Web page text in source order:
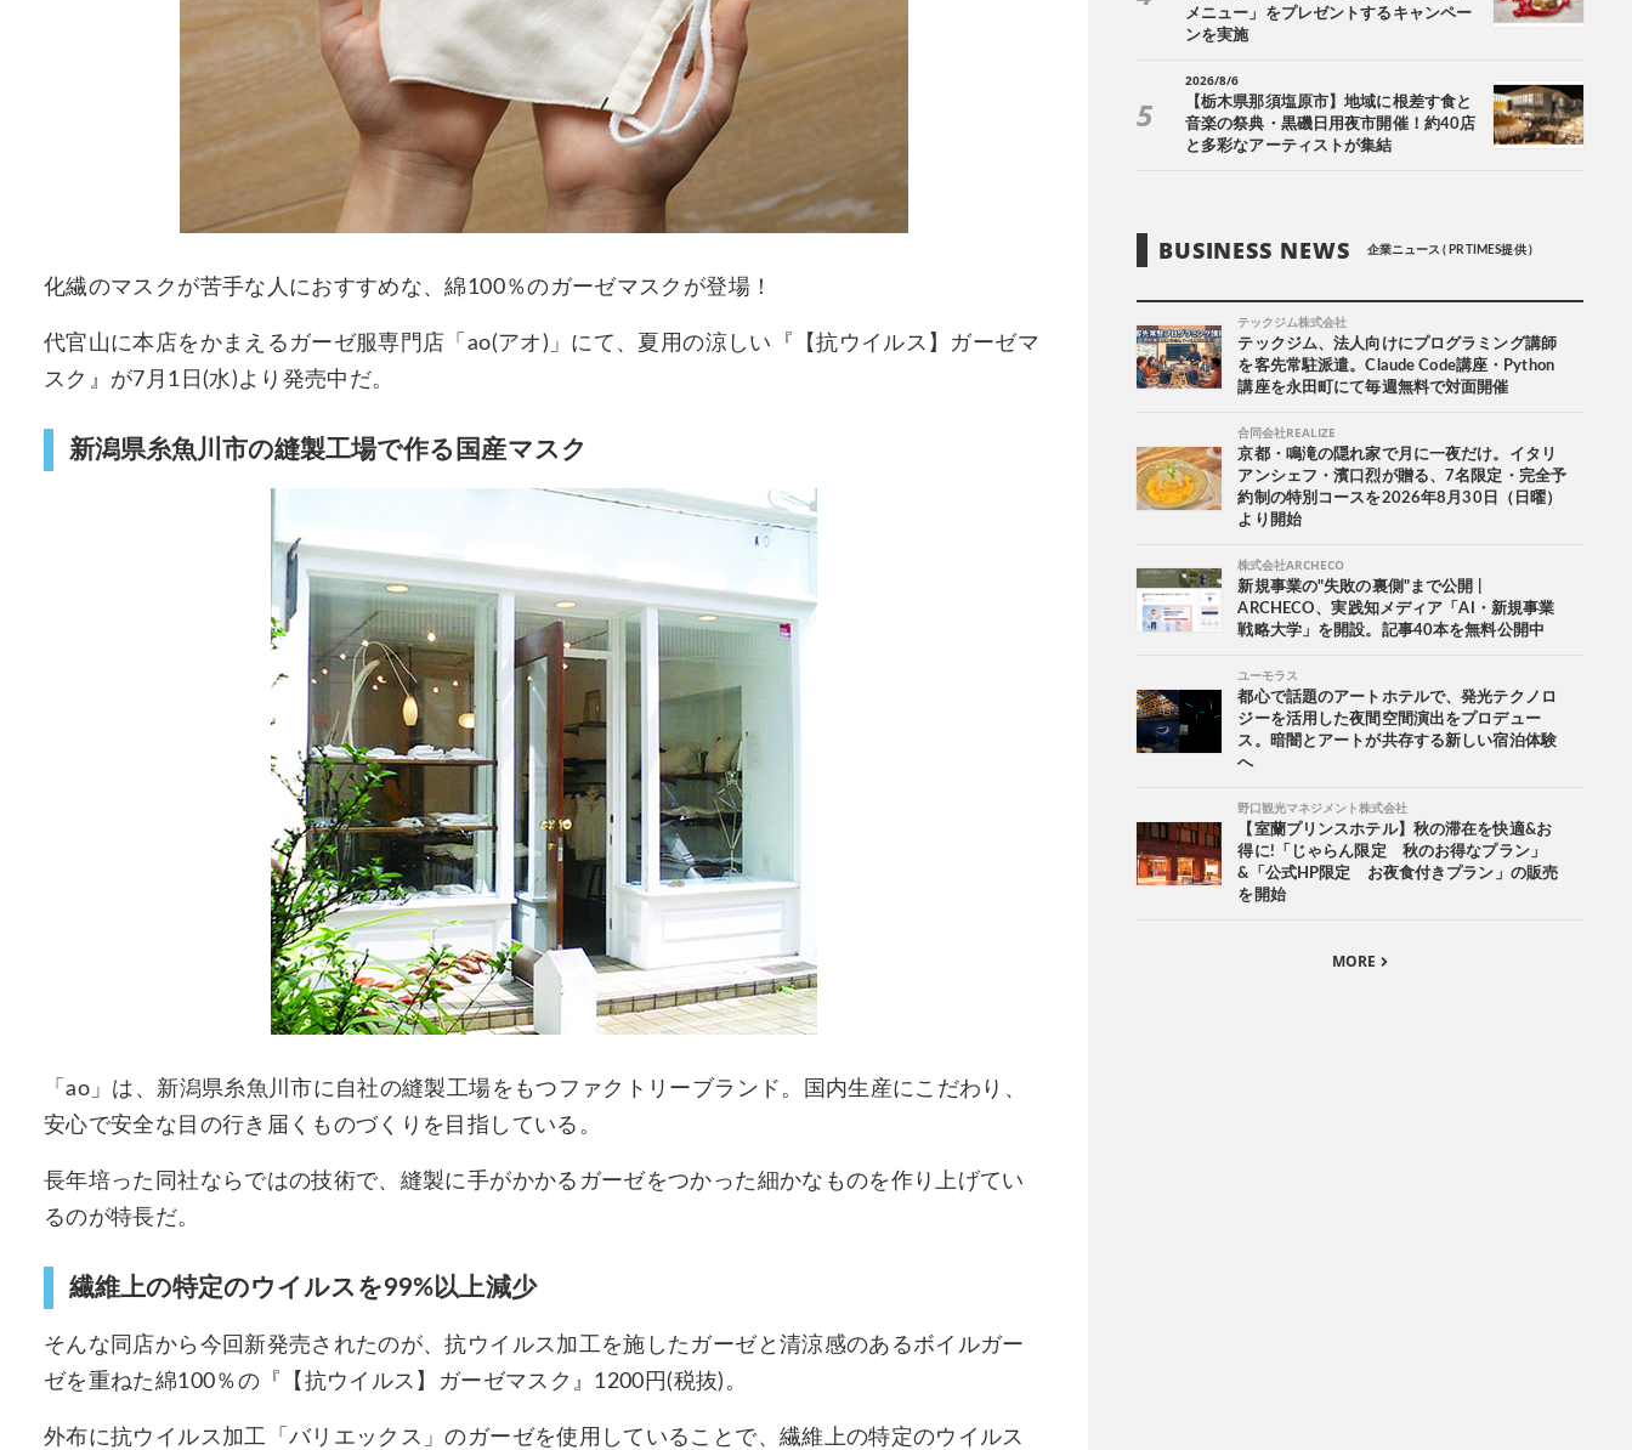
化繊のマスクが苦手な人におすすめな、綿100％のガーゼマスクが登場！
代官山に本店をかまえるガーゼ服専門店「ao(アオ)」にて、夏用の涼しい『【抗ウイルス】ガーゼマ
スク』が7月1日(水)より発売中だ。
新潟県糸魚川市の縫製工場で作る国産マスク
「ao」は、新潟県糸魚川市に自社の縫製工場をもつファクトリーブランド。国内生産にこだわり、
安心で安全な目の行き届くものづくりを目指している。
長年培った同社ならではの技術で、縫製に手がかかるガーゼをつかった細かなものを作り上げてい
るのが特長だ。
繊維上の特定のウイルスを99%以上減少
そんな同店から今回新発売されたのが、抗ウイルス加工を施したガーゼと清涼感のあるボイルガー
ゼを重ねた綿100％の『【抗ウイルス】ガーゼマスク』1200円(税抜)。
外布に抗ウイルス加工「バリエックス」のガーゼを使用していることで、繊維上の特定のウイルス
メニュー」をプレゼントするキャンペー
ンを実施
2026/8/6
【栃木県那須塩原市】地域に根差す食と
音楽の祭典・黒磯日用夜市開催！約40店
と多彩なアーティストが集結
BUSINESS NEWS 企業ニュース ( PR TIMES提供 )
テックジム株式会社
テックジム、法人向けにプログラミング講師
を客先常駐派遣。Claude Code講座・Python
講座を永田町にて毎週無料で対面開催
合同会社REALIZE
京都・鳴滝の隠れ家で月に一夜だけ。イタリ
アンシェフ・濱口烈が贈る、7名限定・完全予
約制の特別コースを2026年8月30日（日曜）
より開始
株式会社ARCHECO
新規事業の"失敗の裏側"まで公開 |
ARCHECO、実践知メディア「AI・新規事業
戦略大学」を開設。記事40本を無料公開中
ユーモラス
都心で話題のアートホテルで、発光テクノロ
ジーを活用した夜間空間演出をプロデュー
ス。暗闇とアートが共存する新しい宿泊体験
へ
野口観光マネジメント株式会社
【室蘭プリンスホテル】秋の滞在を快適&お
得に!「じゃらん限定 秋のお得なプラン」
&「公式HP限定 お夜食付きプラン」の販売
を開始
MORE